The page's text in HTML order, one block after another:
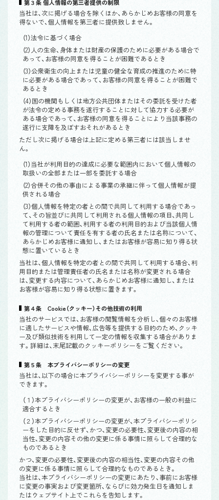
第３条 個人情報の第三者提供の制限
当社は、次に掲げる場合を除くほか、あらかじめお客様の同意を
得ないで、個人情報を第三者に提供致しません。
（1）法令に基づく場合
（2）人の生命、身体または財産の保護のために必要がある場合で
あって、お客様の同意を得ることが困難であるとき
（3）公衆衛生の向上または児童の健全な育成の推進のために特
に必要がある場合であって、お客様の同意を得ることが困難で
あるとき
（4）国の機関もしくは地方公共団体またはその委託を受けた者
が法令の定める事務を遂行することに対して協力する必要が
ある場合であって、お客様の同意を得ることにより当該事務の
遂行に支障を及ぼすおそれがあるとき
ただし次に掲げる場合は上記に定める第三者には該当しませ
ん。
（1）当社が利用目的の達成に必要な範囲内において個人情報の
取扱いの全部または一部を委託する場合
（2）合併その他の事由による事業の承継に伴って個人情報が提
供される場合
（3）個人情報を特定の者との間で共同して利用する場合であっ
て、その旨並びに共同して利用される個人情報の項目、共同し
て利用する者の範囲、利用する者の利用目的および当該個人情
報の管理について責任を有する者の氏名または名称について、
あらかじめお客様に通知し、またはお客様が容易に知り得る状
態に置いているとき
当社は、個人情報を特定の者との間で共同して利用する場合、利
用目的または管理責任者の氏名または名称が変更される場合
は、変更する内容について、あらかじめお客様に通知し、または
お客様が容易に知り得る状態に置きます。
第４条 Cookie（クッキー）その他技術の利用
当社のサービスでは、お客様の閲覧情報を分析し、個々のお客様
に適したサービスや情報、広告等を提供する目的のため、クッキ
ー及び類似技術を利用して一定の情報を収集する場合がありま
す。詳細は、末尾記載のクッキーポリシーをご覧ください。
第５条 本プライバシーポリシーの変更
当社は、以下の場合に本プライバシーポリシーを変更する事が
できます。
（１）本プライバシーポリシーの変更が、お客様の一般の利益に
適合するとき
（２）本プライバシーポリシーの変更が、本プライバシーポリシ
ーをした目的に反せず、かつ、変更の必要性、変更後の内容の相
当性、変更の内容その他の変更に係る事情に照らして合理的な
ものであるとき
かつ、変更の必要性、変更後の内容の相当性、変更の内容その他
の変更に係る事情に照らして合理的なものであるとき。
当社は、本プライバシーポリシーの変更にあたり、事前にお客様
に変更の事実および変更箇所、ならびに効力発生日を通知しま
たはウェブサイト上でこれらを告知します。